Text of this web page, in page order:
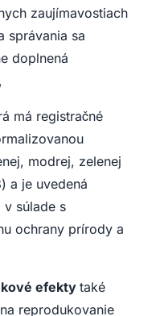
zaujímavostiach
správania sa
doplnená
má registračné
modrej, zelenej
a je uvedená
v súlade s
ochrany prírody a
efekty také
reprodukovanie